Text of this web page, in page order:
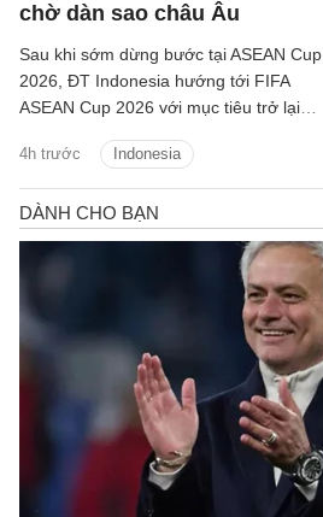
chờ dàn sao châu Âu
4h trước Indonesia
Sau khi sớm dừng bước tại ASEAN Cup
2026, ĐT Indonesia hướng tới FIFA
ASEAN Cup 2026 với mục tiêu trở lại